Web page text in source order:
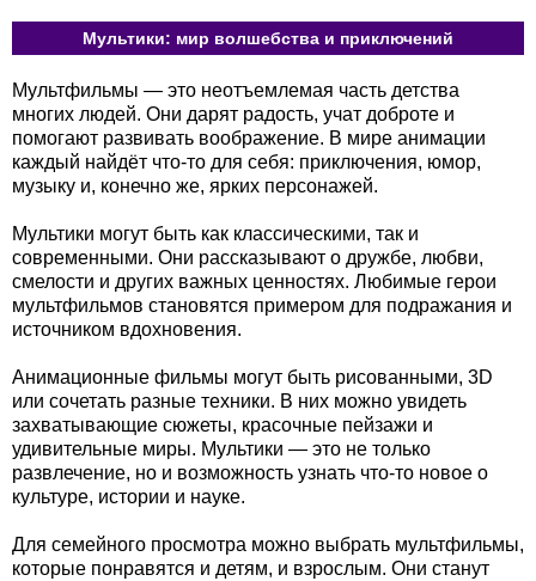
Мультики: мир волшебства и приключений
Мультфильмы — это неотъемлемая часть детства
многих людей. Они дарят радость, учат доброте и
помогают развивать воображение. В мире анимации
каждый найдёт что-то для себя: приключения, юмор,
музыку и, конечно же, ярких персонажей.
Мультики могут быть как классическими, так и
современными. Они рассказывают о дружбе, любви,
смелости и других важных ценностях. Любимые герои
мультфильмов становятся примером для подражания и
источником вдохновения.
Анимационные фильмы могут быть рисованными, 3D
или сочетать разные техники. В них можно увидеть
захватывающие сюжеты, красочные пейзажи и
удивительные миры. Мультики — это не только
развлечение, но и возможность узнать что-то новое о
культуре, истории и науке.
Для семейного просмотра можно выбрать мультфильмы,
которые понравятся и детям, и взрослым. Они станут